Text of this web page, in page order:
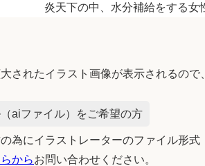
炎天下の中、水分補給をする女
されたイラスト画像が表示されるので
aiファイル）をご希望の方
為にイラストレーターのファイル形
からお問い合わせください。